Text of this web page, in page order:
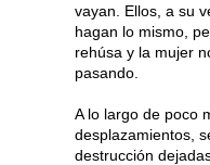
vayan. Ellos, a su
hagan lo mismo,
rehúsa y la mujer
pasando.
A lo largo de poco
desplazamientos,
destrucción